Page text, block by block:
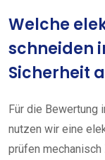
Welche
schneiden
Sicherheit
Für die Bewertung
nutzen wir eine
prüfen